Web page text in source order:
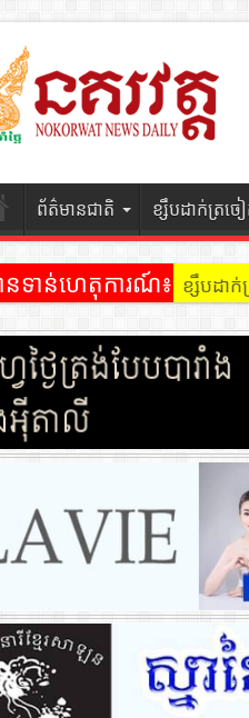
ព័ត៌មានជាតិ ខ្សឹបដាក់ត្រច
នទាន់ហេតុការណ៍៖ ខ្សឹបដា